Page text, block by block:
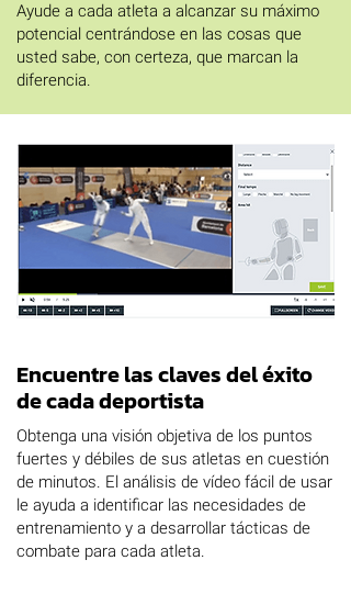
Ayude a cada atleta a alcanzar su máximo
potencial centrándose en las cosas que
usted sabe, con certeza, que marcan la
diferencia.
Encuentre las claves del éxito
de cada deportista
Obtenga una visión objetiva de los puntos
fuertes y débiles de sus atletas en cuestión
de minutos. El análisis de vídeo fácil de usar
le ayuda a identificar las necesidades de
entrenamiento y a desarrollar tácticas de
combate para cada atleta.